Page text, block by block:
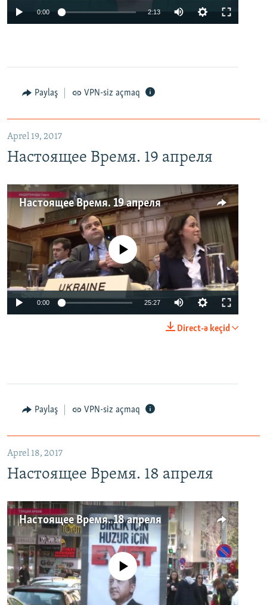
0:00 2:13
Paylaş VPN-siz açmaq
Aprel 19, 2017
Настоящее Время. 19 апреля
Настоящее Время. 19 апреля
No media source currently available
0:00 25:27
Direct-ə keçid
Paylaş VPN-siz açmaq
Aprel 18, 2017
Настоящее Время. 18 апреля
Настоящее Время. 18 апреля
No media source currently available